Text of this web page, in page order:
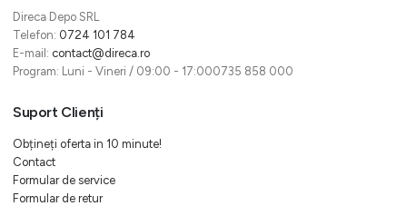
Direca Depo SRL
Telefon: 0724 101 784
E-mail: contact@direca.ro
Program: Luni - Vineri / 09:00 - 17:000735 858 000
Suport Clienți
Obțineți oferta in 10 minute!
Contact
Formular de service
Formular de retur